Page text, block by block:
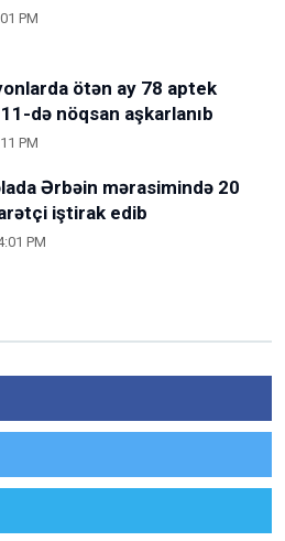
PM
ötən ay 78 aptek
11-də nöqsan aşkarlanıb
PM
Ərbəin mərasimində 20
iştirak edib
PM